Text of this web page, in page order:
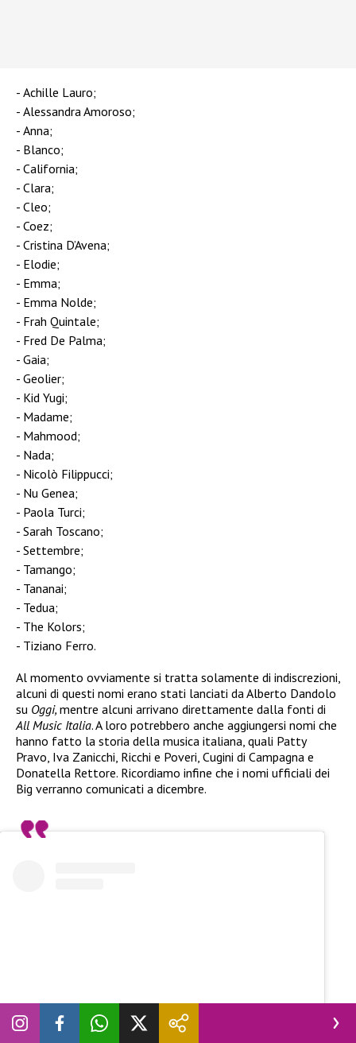
Achille Lauro;
Alessandra Amoroso;
Anna;
Blanco;
California;
Clara;
Cleo;
Coez;
Cristina D’Avena;
Elodie;
Emma;
Emma Nolde;
Frah Quintale;
Fred De Palma;
Gaia;
Geolier;
Kid Yugi;
Madame;
Mahmood;
Nada;
Nicolò Filippucci;
Nu Genea;
Paola Turci;
Sarah Toscano;
Settembre;
Tamango;
Tananai;
Tedua;
The Kolors;
Tiziano Ferro.
Al momento ovviamente si tratta solamente di indiscrezioni,
alcuni di questi nomi erano stati lanciati da Alberto Dandolo
su Oggi, mentre alcuni arrivano direttamente dalla fonti di
All Music Italia. A loro potrebbero anche aggiungersi nomi che
hanno fatto la storia della musica italiana, quali Patty
Pravo, Iva Zanicchi, Ricchi e Poveri, Cugini di Campagna e
Donatella Rettore. Ricordiamo infine che i nomi ufficiali dei
Big verranno comunicati a dicembre.